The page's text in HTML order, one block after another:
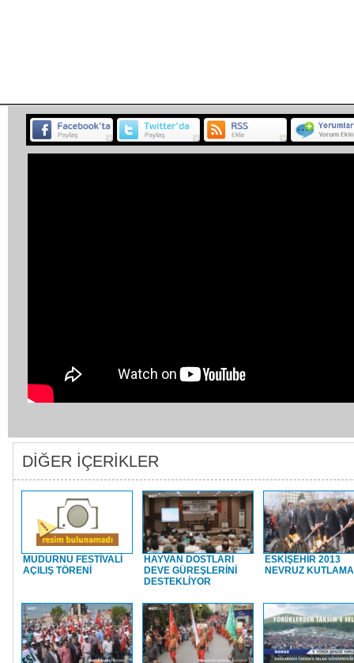
DİĞER İÇERİKLER
MUDURNU FESTİVALİ
AÇILIŞ TÖRENİ
HAYVAN DOSTLARI
DEVE GÜREŞLERİNİ
DESTEKLİYOR
ESKİŞEHİR 2013
NEVRUZ